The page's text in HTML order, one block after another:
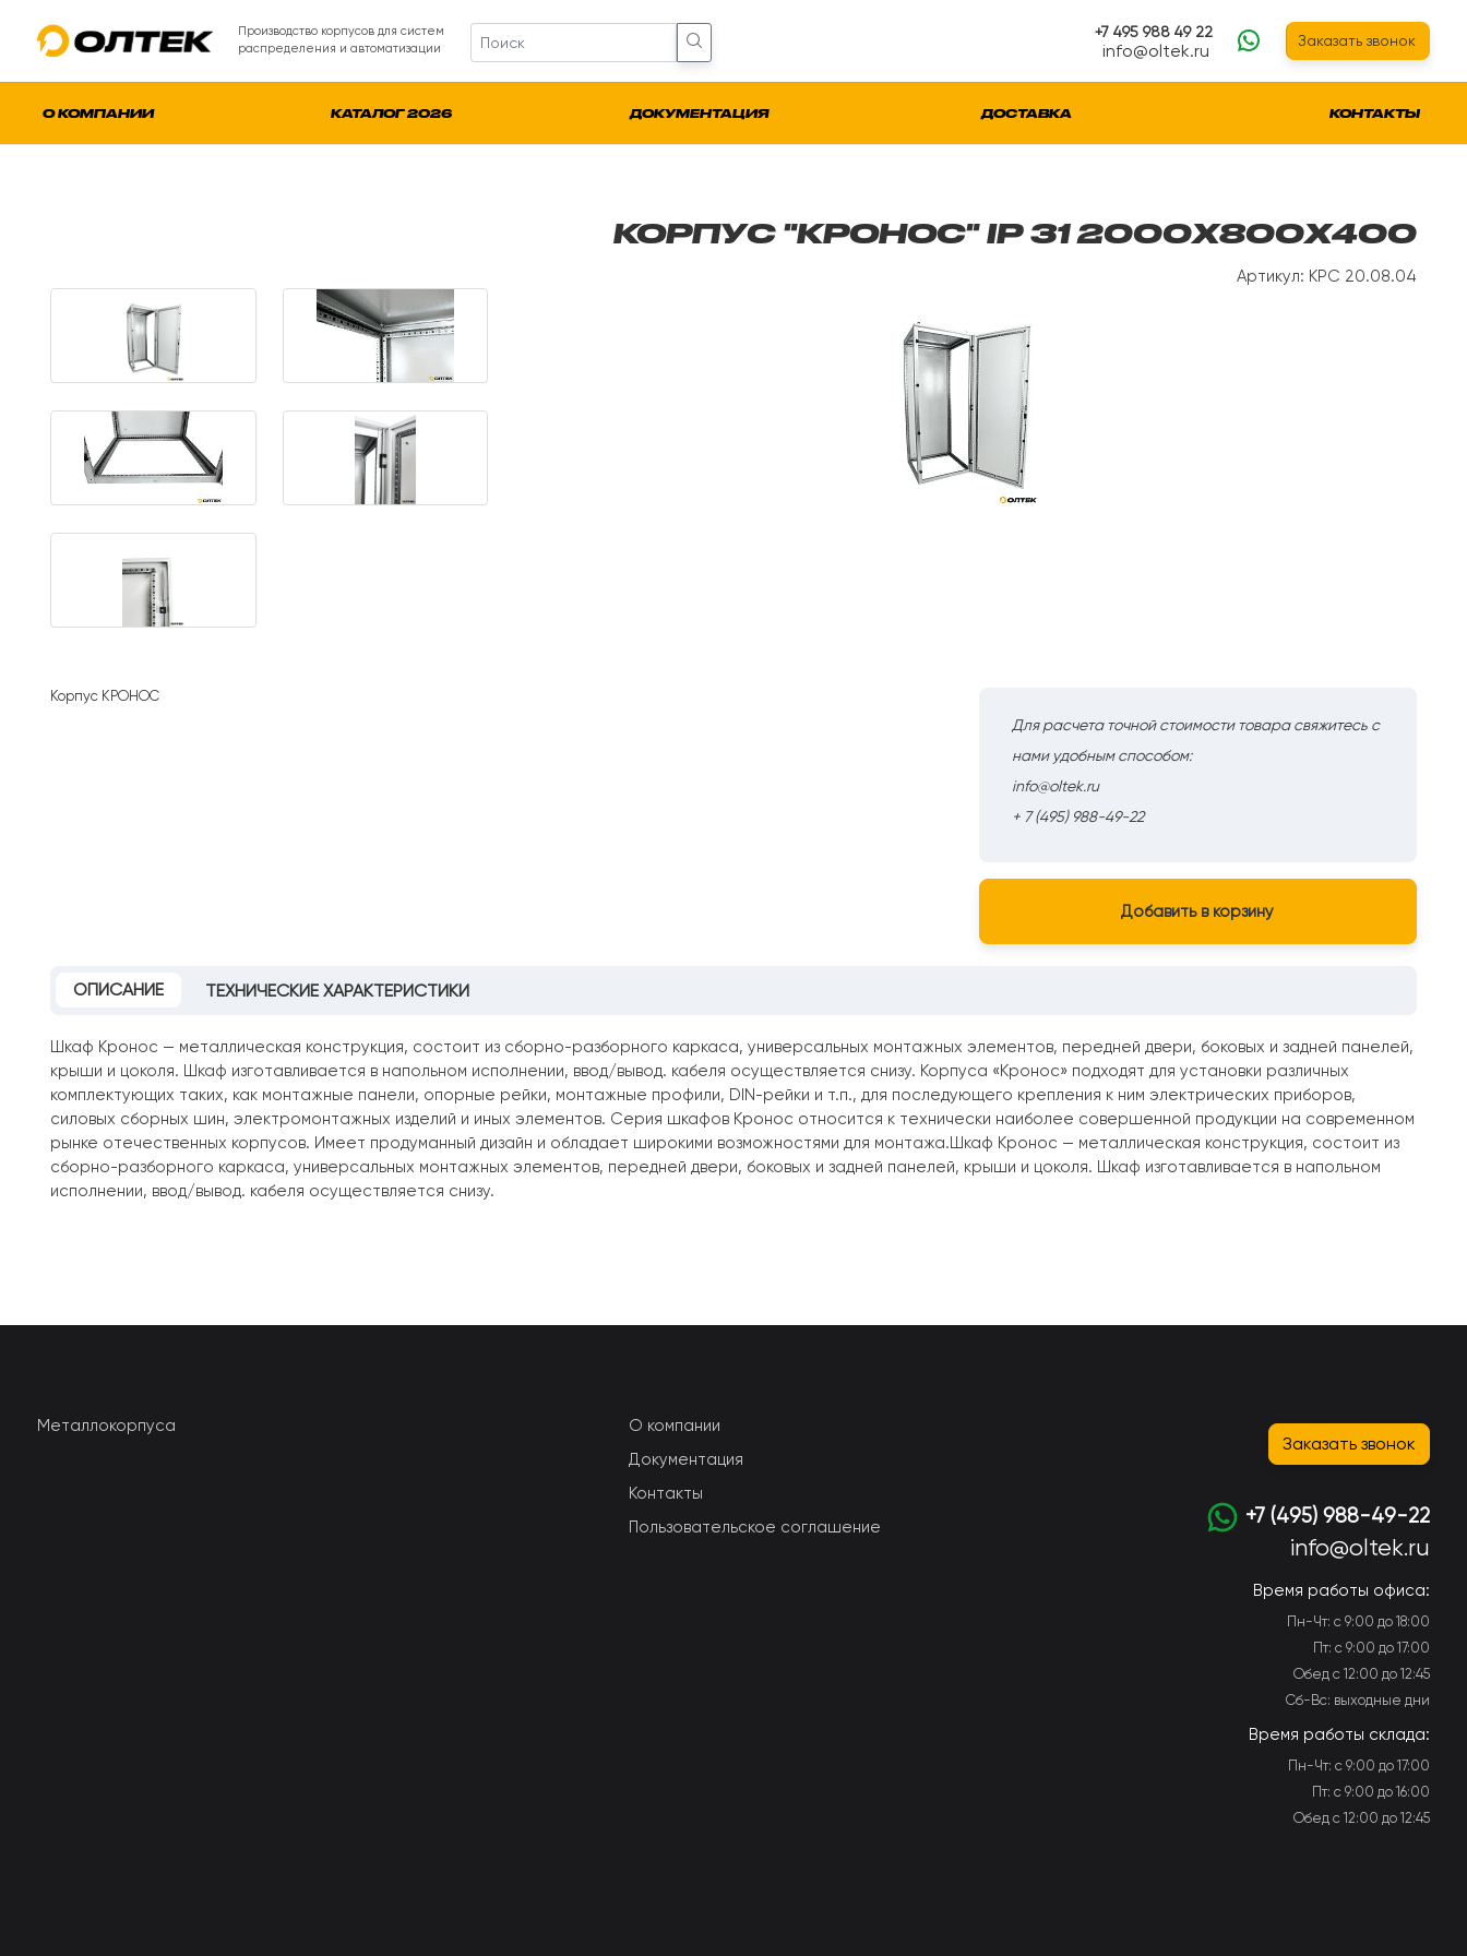
Производство корпусов для систем
распределения и автоматизации
+7 495 988 49 22
info@oltek.ru
Заказать звонок
О КОМПАНИИ КАТАЛОГ 2026 ДОКУМЕНТАЦИЯ ДОСТАВКА КОНТАКТЫ
КОРПУС "КРОНОС" IP 31 2000Х800Х400
Артикул: КРС 20.08.04
Корпус КРОНОС
Для расчета точной стоимости товара свяжитесь с
нами удобным способом:
info@oltek.ru
+ 7 (495) 988-49-22
Добавить в корзину
ОПИСАНИЕ ТЕХНИЧЕСКИЕ ХАРАКТЕРИСТИКИ
Шкаф Кронос — металлическая конструкция, состоит из сборно-разборного каркаса, универсальных монтажных элементов, передней двери, боковых и задней панелей,
крыши и цоколя. Шкаф изготавливается в напольном исполнении, ввод/вывод. кабеля осуществляется снизу. Корпуса «Кронос» подходят для установки различных
комплектующих таких, как монтажные панели, опорные рейки, монтажные профили, DIN-рейки и т.п., для последующего крепления к ним электрических приборов,
силовых сборных шин, электромонтажных изделий и иных элементов. Серия шкафов Кронос относится к технически наиболее совершенной продукции на современном
рынке отечественных корпусов. Имеет продуманный дизайн и обладает широкими возможностями для монтажа.Шкаф Кронос — металлическая конструкция, состоит из
сборно-разборного каркаса, универсальных монтажных элементов, передней двери, боковых и задней панелей, крыши и цоколя. Шкаф изготавливается в напольном
исполнении, ввод/вывод. кабеля осуществляется снизу.
Металлокорпуса
О компании
Документация
Контакты
Пользовательское соглашение
Заказать звонок
+7 (495) 988-49-22
info@oltek.ru
Время работы офиса:
Пн-Чт: с 9:00 до 18:00
Пт: с 9:00 до 17:00
Обед с 12:00 до 12:45
Сб-Вс: выходные дни
Время работы склада:
Пн-Чт: с 9:00 до 17:00
Пт: с 9:00 до 16:00
Обед с 12:00 до 12:45